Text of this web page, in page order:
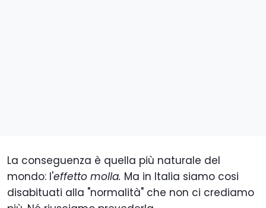
La conseguenza è quella più naturale del
mondo: l'effetto molla. Ma in Italia siamo cosi
disabituati alla "normalità" che non ci crediamo